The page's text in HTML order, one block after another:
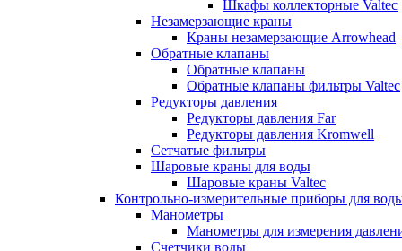
Шкафы коллекторные Valtec
Незамерзающие краны
Краны незамерзающие Arrowhead
Обратные клапаны
Обратные клапаны
Обратные клапаны фильтры Valtec
Редукторы давления
Редукторы давления Far
Редукторы давления Kromwell
Сетчатые фильтры
Шаровые краны для воды
Шаровые краны Valtec
Контрольно-измерительные приборы для
Манометры
Манометры для измерения
Счетчики воды